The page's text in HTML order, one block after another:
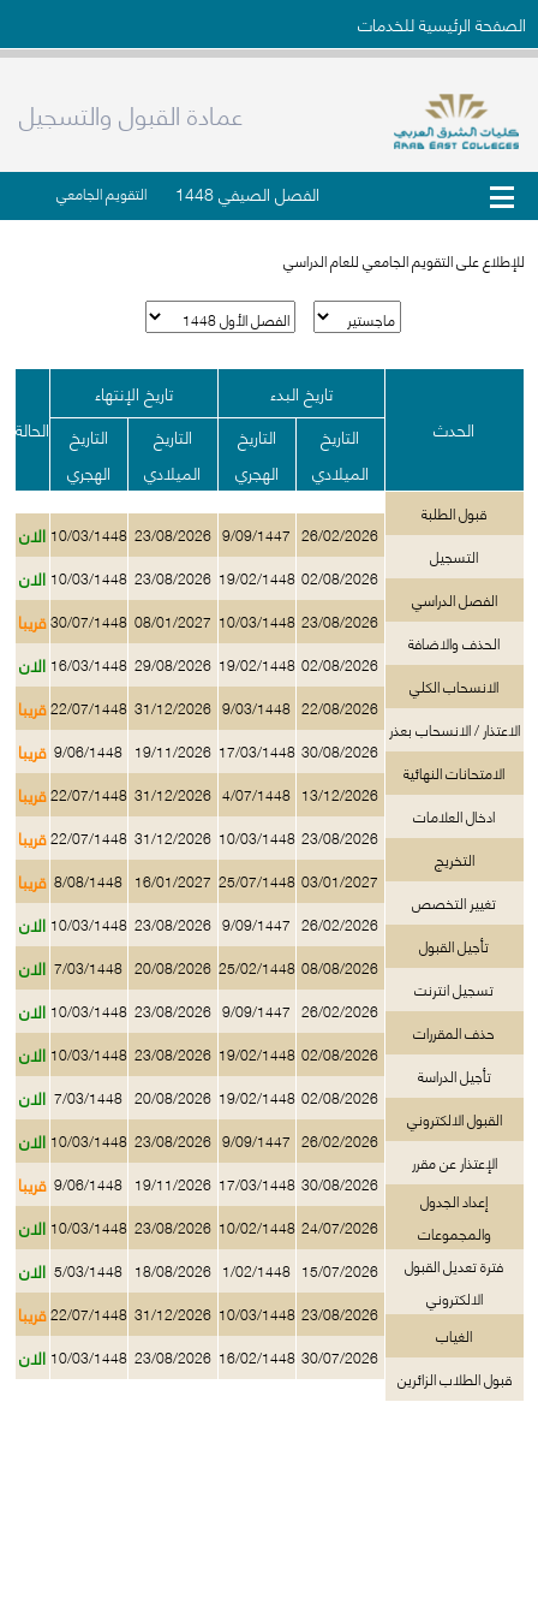
الصفحة الرئيسية للخدمات
عمادة القبول والتسجيل
الفصل الصيفي 1448 التقويم الجامعي
للإطلاع على التقويم الجامعي للعام الدراسي
الحدث
تاريخ البدء
تاريخ الإنتهاء
الحالة
التاريخ
الميلادي
التاريخ
الهجري
التاريخ
الميلادي
التاريخ
الهجري
قبول الطلبة
التسجيل
الفصل الدراسي
الحذف والاضافة
الانسحاب الكلي
الاعتذار / الانسحاب بعذر
الامتحانات النهائية
ادخال العلامات
التخريج
تغيير التخصص
تأجيل القبول
تسجيل انترنت
حذف المقررات
تأجيل الدراسة
القبول الالكتروني
الإعتذار عن مقرر
إعداد الجدول
والمجموعات
فترة تعديل القبول
الالكتروني
الغياب
قبول الطلاب الزائرين
26/02/2026
02/08/2026
23/08/2026
02/08/2026
22/08/2026
30/08/2026
13/12/2026
23/08/2026
03/01/2027
26/02/2026
08/08/2026
26/02/2026
02/08/2026
02/08/2026
26/02/2026
30/08/2026
24/07/2026
15/07/2026
23/08/2026
30/07/2026
9/09/1447
19/02/1448
10/03/1448
19/02/1448
9/03/1448
17/03/1448
4/07/1448
10/03/1448
25/07/1448
9/09/1447
25/02/1448
9/09/1447
19/02/1448
19/02/1448
9/09/1447
17/03/1448
10/02/1448
1/02/1448
10/03/1448
16/02/1448
23/08/2026
23/08/2026
08/01/2027
29/08/2026
31/12/2026
19/11/2026
31/12/2026
31/12/2026
16/01/2027
23/08/2026
20/08/2026
23/08/2026
23/08/2026
20/08/2026
23/08/2026
19/11/2026
23/08/2026
18/08/2026
31/12/2026
23/08/2026
10/03/1448
10/03/1448
30/07/1448
16/03/1448
22/07/1448
9/06/1448
22/07/1448
22/07/1448
8/08/1448
10/03/1448
7/03/1448
10/03/1448
10/03/1448
7/03/1448
10/03/1448
9/06/1448
10/03/1448
5/03/1448
22/07/1448
10/03/1448
الان
الان
قريبا
الان
قريبا
قريبا
قريبا
قريبا
قريبا
الان
الان
الان
الان
الان
الان
قريبا
الان
الان
قريبا
الان